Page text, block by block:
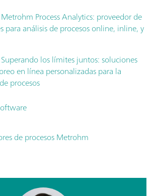
Metrohm Process Analytics: proveedor de
para análisis de procesos online, inline, y
Superando los límites juntos: soluciones
en línea personalizadas para la
procesos
de procesos Metrohm